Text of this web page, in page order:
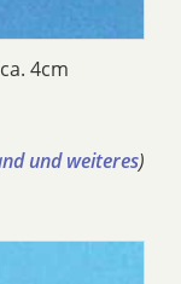
4cm
und weiteres)